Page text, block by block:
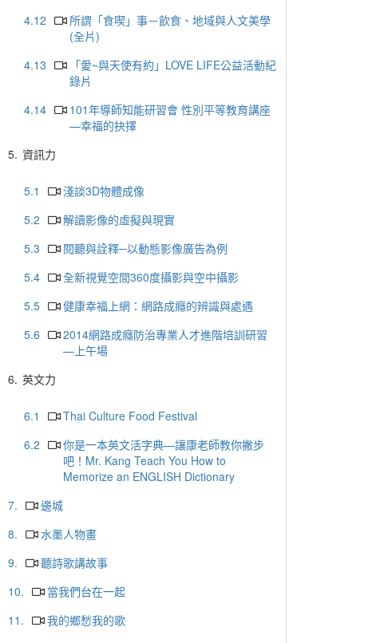
4.12
所謂「食喫」事－飲食、地域與人文美學
(全片)
4.13
「愛~與天使有約」LOVE LIFE公益活動紀
錄片
4.14
101年導師知能研習會 性別平等教育講座
—幸福的抉擇
5. 資訊力
5.1
淺談3D物體成像
5.2
解讀影像的虛擬與現實
5.3
閱聽與詮釋─以動態影像廣告為例
5.4
全新視覺空間360度攝影與空中攝影
5.5
健康幸福上網：網路成癮的辨識與處遇
5.6
2014網路成癮防治專業人才進階培訓研習
—上午場
6. 英文力
6.1
Thai Culture Food Festival
6.2
你是一本英文活字典—讓康老師教你撇步
吧！Mr. Kang Teach You How to
Memorize an ENGLISH Dictionary
7.
邊城
8.
水墨人物畫
9.
聽詩歌講故事
10.
當我們台在一起
11.
我的鄉愁我的歌